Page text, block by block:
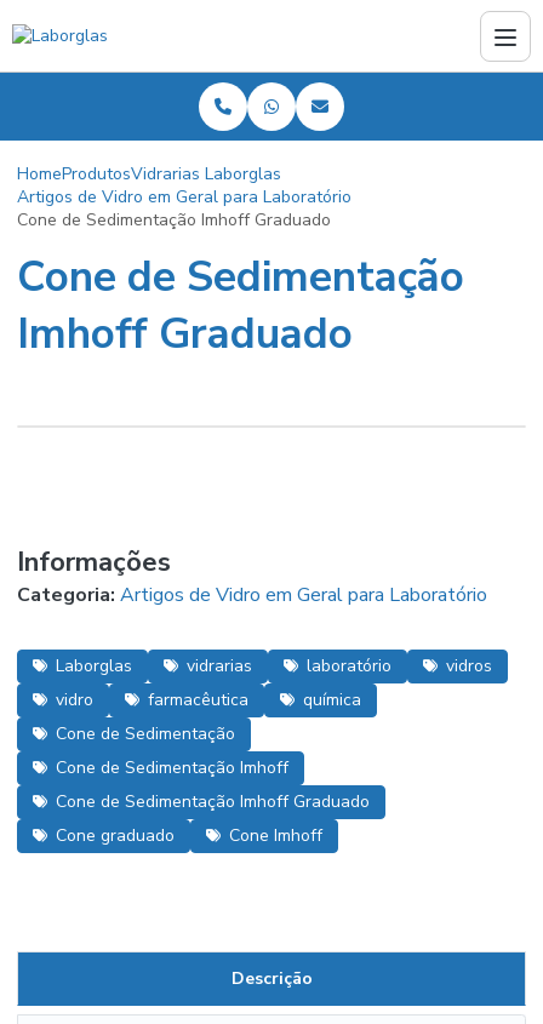
HomeProdutosVidrarias Laborglas
Artigos de Vidro em Geral para Laboratório
Cone de Sedimentação Imhoff Graduado
Cone de Sedimentação
Imhoff Graduado
Informações
Categoria: Artigos de Vidro em Geral para Laboratório
Laborglas vidrarias laboratório
vidros
vidro
farmacêutica
química
Cone de Sedimentação
Cone de Sedimentação Imhoff
Cone de Sedimentação Imhoff Graduado
Cone graduado
Cone Imhoff
Descrição